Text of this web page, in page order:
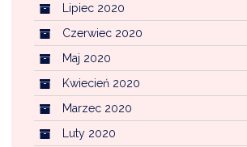
Lipiec 2020
Czerwiec 2020
Maj 2020
Kwiecień 2020
Marzec 2020
Luty 2020